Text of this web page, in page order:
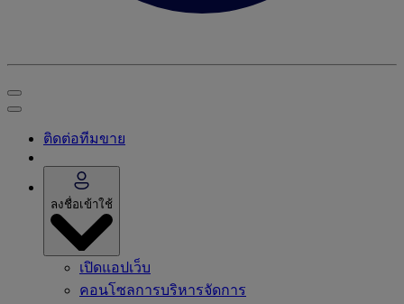
ติดต่อทีมขาย
ลงชื่อเข้าใช้
เปิดแอปเว็บ
คอนโซลการบริหารจัดการ